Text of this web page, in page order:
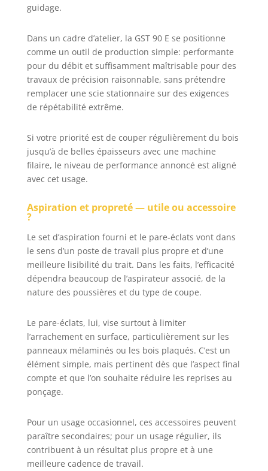
guidage.
Dans un cadre d’atelier, la GST 90 E se positionne
comme un outil de production simple: performante
pour du débit et suffisamment maîtrisable pour des
travaux de précision raisonnable, sans prétendre
remplacer une scie stationnaire sur des exigences
de répétabilité extrême.
Si votre priorité est de couper régulièrement du bois
jusqu’à de belles épaisseurs avec une machine
filaire, le niveau de performance annoncé est aligné
avec cet usage.
Aspiration et propreté — utile ou accessoire
?
Le set d’aspiration fourni et le pare-éclats vont dans
le sens d’un poste de travail plus propre et d’une
meilleure lisibilité du trait. Dans les faits, l’efficacité
dépendra beaucoup de l’aspirateur associé, de la
nature des poussières et du type de coupe.
Le pare-éclats, lui, vise surtout à limiter
l’arrachement en surface, particulièrement sur les
panneaux mélaminés ou les bois plaqués. C’est un
élément simple, mais pertinent dès que l’aspect final
compte et que l’on souhaite réduire les reprises au
ponçage.
Pour un usage occasionnel, ces accessoires peuvent
paraître secondaires; pour un usage régulier, ils
contribuent à un résultat plus propre et à une
meilleure cadence de travail.